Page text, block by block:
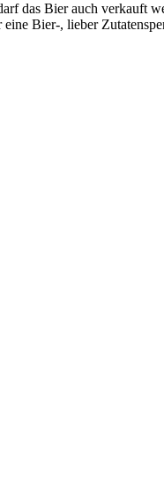
das Bier auch verkauft
Bier‑, lieber